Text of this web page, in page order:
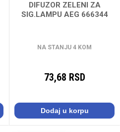
DIFUZOR ZELENI ZA
SIG.LAMPU AEG 666344
NA STANJU 4 KOM
73,68 RSD
Dodaj u korpu